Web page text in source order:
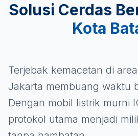
Solusi Cerdas
Kota
Terjebak kemacetan di
Jakarta membuang waktu
Dengan mobil listrik murni
protokol utama menjadi